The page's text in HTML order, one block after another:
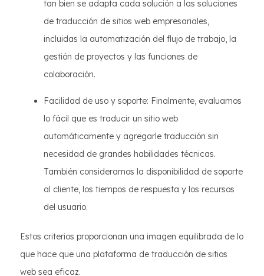
tan bien se adapta cada solución a las soluciones
de traducción de sitios web empresariales,
incluidas la automatización del flujo de trabajo, la
gestión de proyectos y las funciones de
colaboración.
Facilidad de uso y soporte: Finalmente, evaluamos
lo fácil que es traducir un sitio web
automáticamente y agregarle traducción sin
necesidad de grandes habilidades técnicas.
También consideramos la disponibilidad de soporte
al cliente, los tiempos de respuesta y los recursos
del usuario.
Estos criterios proporcionan una imagen equilibrada de lo
que hace que una plataforma de traducción de sitios
web sea eficaz.